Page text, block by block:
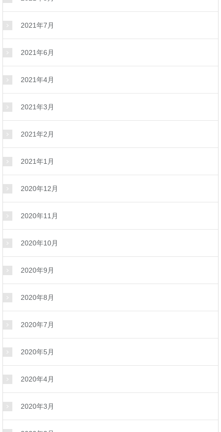
2021年7月
2021年6月
2021年4月
2021年3月
2021年2月
2021年1月
2020年12月
2020年11月
2020年10月
2020年9月
2020年8月
2020年7月
2020年5月
2020年4月
2020年3月